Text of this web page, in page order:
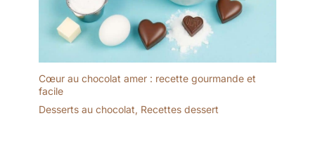
conformité 2 ans et 14
jours de rétractation
sans frais conformément
à la législation française,
risque.
Cœur au chocolat amer : recette gourmande et
facile
Desserts au chocolat, Recettes dessert